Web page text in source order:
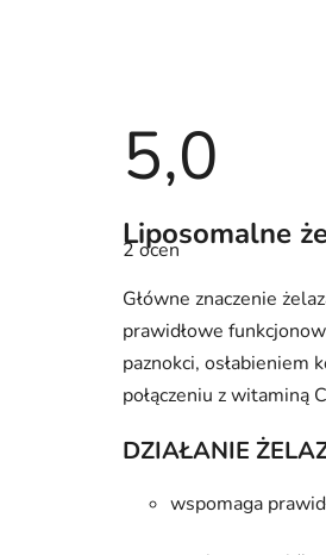
5,0
Średnia
ocena
produktu
5,0
na
5
gwiazdek.
2 ocen
Liposomalne
Główne znaczenie
prawidłowe
paznokci, osłabieniem
połączeniu z witaminą
DZIAŁANIE
wspomaga